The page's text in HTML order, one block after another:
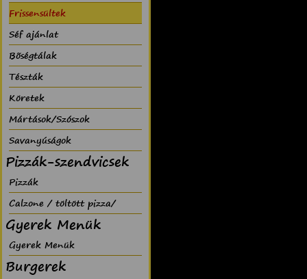
Frissensültek
Séf ajánlat
Bõségtálak
Tészták
Köretek
Mártások/Szószok
Savanyúságok
Pizzák-szendvicsek
Pizzák
Calzone / töltött pizza/
Gyerek Menük
Gyerek Menük
Burgerek